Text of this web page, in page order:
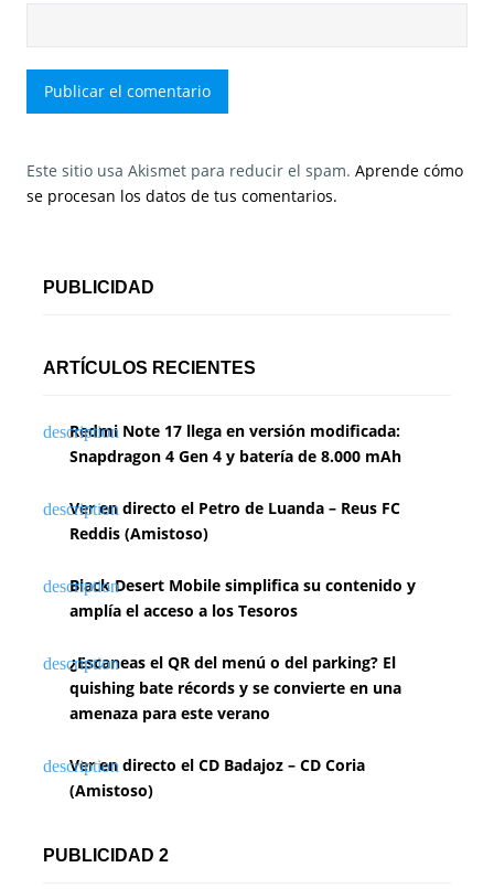
Este sitio usa Akismet para reducir el spam. Aprende cómo
se procesan los datos de tus comentarios.
PUBLICIDAD
ARTÍCULOS RECIENTES
Redmi Note 17 llega en versión modificada:
Snapdragon 4 Gen 4 y batería de 8.000 mAh
Ver en directo el Petro de Luanda – Reus FC
Reddis (Amistoso)
Black Desert Mobile simplifica su contenido y
amplía el acceso a los Tesoros
¿Escaneas el QR del menú o del parking? El
quishing bate récords y se convierte en una
amenaza para este verano
Ver en directo el CD Badajoz – CD Coria
(Amistoso)
PUBLICIDAD 2